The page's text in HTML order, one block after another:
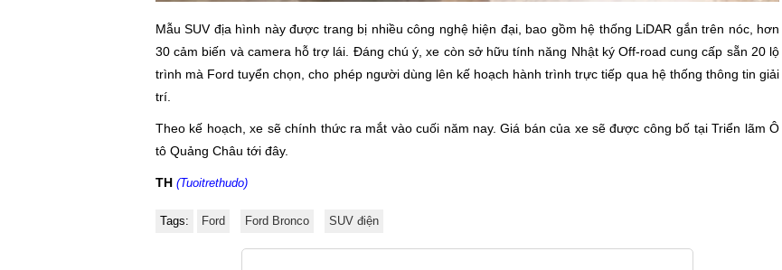
Mẫu SUV địa hình này được trang bị nhiều công nghệ hiện đại, bao gồm hệ thống LiDAR gắn trên nóc, hơn
30 cảm biến và camera hỗ trợ lái. Đáng chú ý, xe còn sở hữu tính năng Nhật ký Off-road cung cấp sẵn 20 lộ
trình mà Ford tuyển chọn, cho phép người dùng lên kế hoạch hành trình trực tiếp qua hệ thống thông tin giải
trí.
Theo kế hoạch, xe sẽ chính thức ra mắt vào cuối năm nay. Giá bán của xe sẽ được công bố tại Triển lãm Ô
tô Quảng Châu tới đây.
TH (Tuoitrethudo)
Tags: Ford Ford Bronco SUV điện